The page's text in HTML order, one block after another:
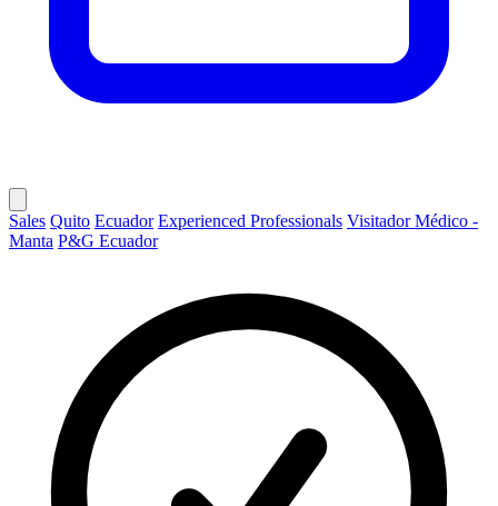
Sales Quito Ecuador Experienced Professionals Visitador Médico -
Manta P&G Ecuador